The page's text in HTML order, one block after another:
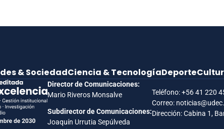
& SociedadCiencia & TecnologíaDeporte
Director de Comunicaciones:
Mario Riveros Monsalve
Subdirector de Comunicaciones:
Joaquín Urrutia Sepúlveda
Teléfono:+56 41 220
Correo:
Dirección: Cabina 1,